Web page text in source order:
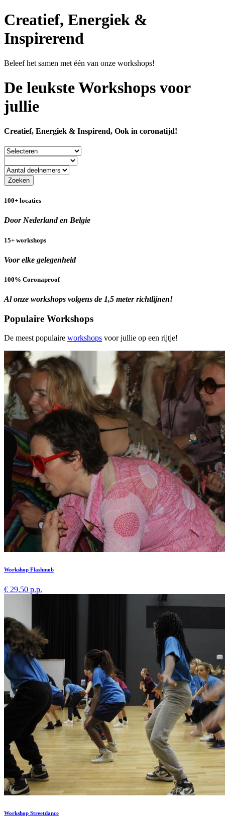
Creatief, Energiek &
Inspirerend
Beleef het samen met één van onze workshops!
De leukste Workshops voor
jullie
Creatief, Energiek & Inspirend, Ook in coronatijd!
Zoeken
100+ locaties
Door Nederland en Belgie
15+ workshops
Voor elke gelegenheid
100% Coronaproof
Al onze workshops volgens de 1,5 meter richtlijnen!
Populaire Workshops
De meest populaire workshops voor jullie op een rijtje!
Workshop Flashmob
€ 29,50 p.p.
Workshop Streetdance